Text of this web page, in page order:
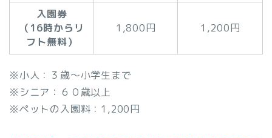
入園券
（16時からリ
フト無料）
1,800円 1,200円
※小人：３歳～小学生まで
※シニア：６０歳以上
※ペットの入園料：1,200円